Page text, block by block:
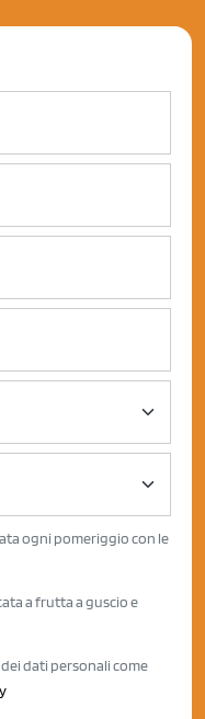
ogni pomeriggio con le
a frutta a guscio e
dati personali come